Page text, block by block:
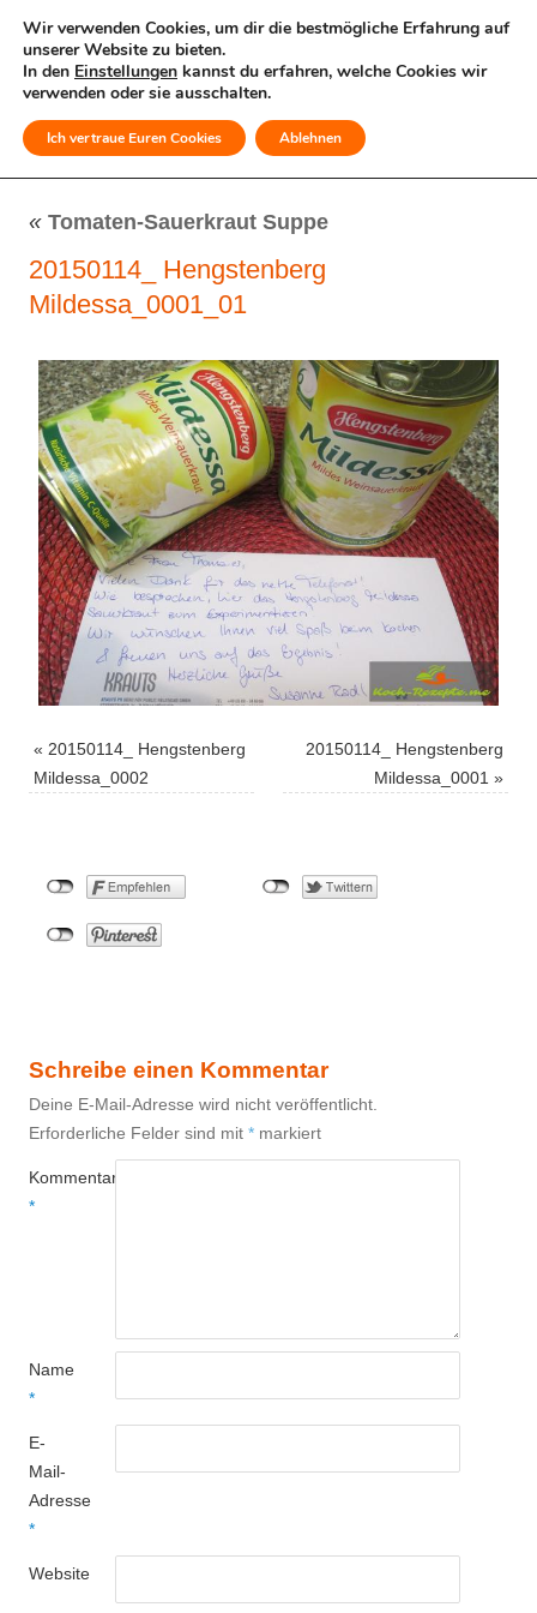
MENÜ
« Tomaten-Sauerkraut Suppe
20150114_ Hengstenberg
Mildessa_0001_01
« 20150114_ Hengstenberg
Mildessa_0002
20150114_ Hengstenberg
Mildessa_0001 »
Schreibe einen Kommentar
Deine E-Mail-Adresse wird nicht veröffentlicht.
Erforderliche Felder sind mit * markiert
Kommentar
*
Name
*
E-
Mail-
Adresse
*
Website
Wir verwenden Cookies, um dir die bestmögliche Erfahrung auf
unserer Website zu bieten.
In den Einstellungen kannst du erfahren, welche Cookies wir
verwenden oder sie ausschalten.
Ich vertraue Euren Cookies Ablehnen